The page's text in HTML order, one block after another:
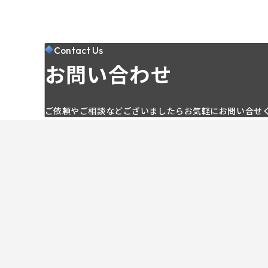
Contact Us
お問い合わせ
ご依頼やご相談などございましたらお気軽にお問い合せ